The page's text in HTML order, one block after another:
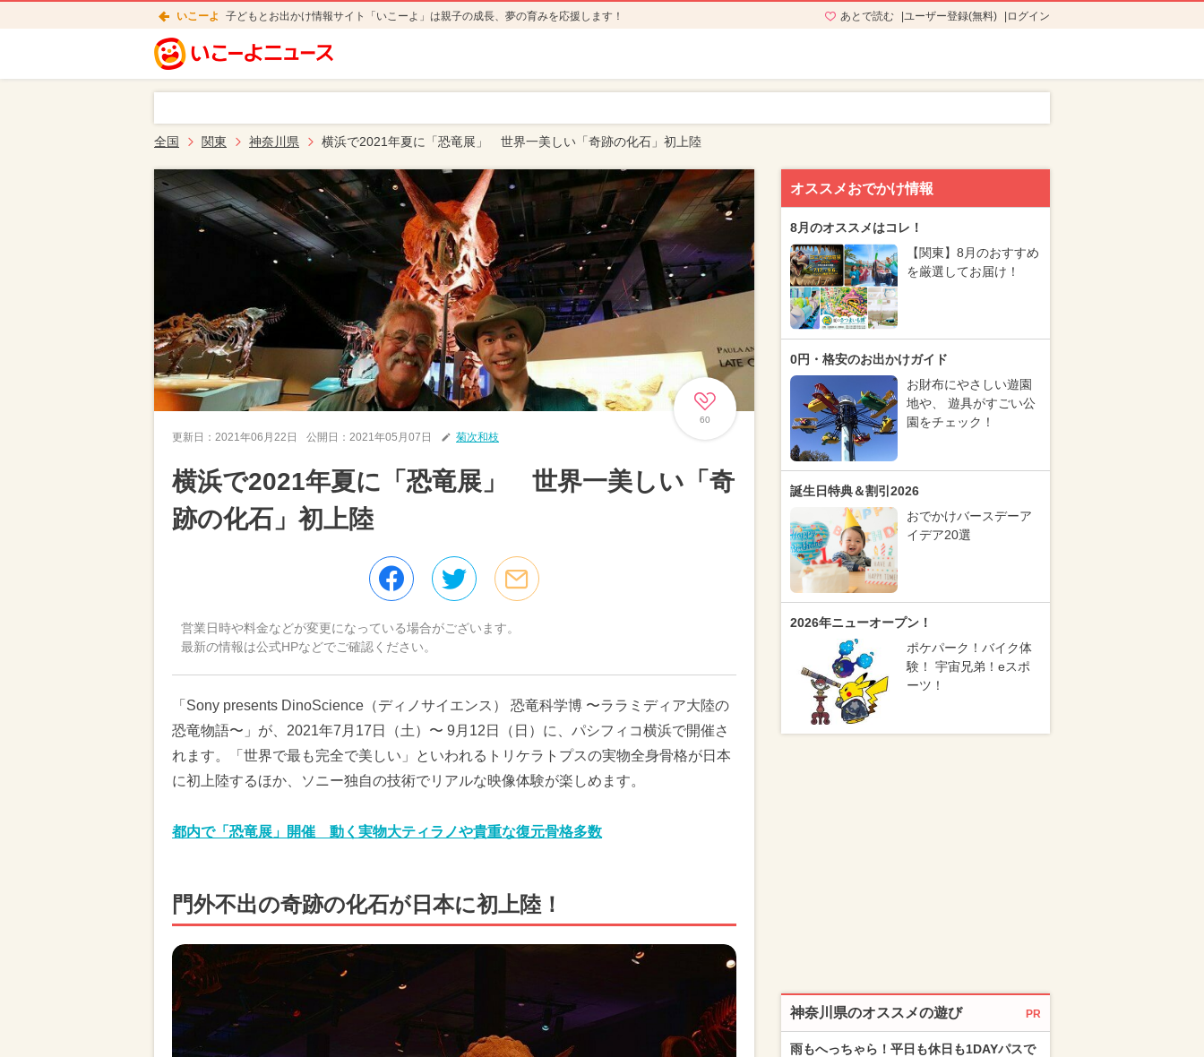
いこーよ 子どもとお出かけ情報サイト「いこーよ」は親子の成長、夢の育みを応援します！ あとで読む ユーザー登録(無料) ログイン
全国 関東 神奈川県 横浜で2021年夏に「恐竜展」 世界一美しい「奇跡の化石」初上陸
60
更新日： 2021年06月22日 公開日： 2021年05月07日 菊次和枝
横浜で2021年夏に「恐竜展」 世界一美しい「奇
跡の化石」初上陸
営業日時や料金などが変更になっている場合がございます。
最新の情報は公式HPなどでご確認ください。
「Sony presents DinoScience（ディノサイエンス） 恐竜科学博 〜ララミディア大陸の
恐竜物語〜」が、2021年7月17日（土）〜 9月12日（日）に、パシフィコ横浜で開催さ
れます。「世界で最も完全で美しい」といわれるトリケラトプスの実物全身骨格が日本
に初上陸するほか、ソニー独自の技術でリアルな映像体験が楽しめます。
都内で「恐竜展」開催 動く実物大ティラノや貴重な復元骨格多数
門外不出の奇跡の化石が日本に初上陸！
オススメおでかけ情報
8月のオススメはコレ！
【関東】8月のおすすめ
を厳選してお届け！
0円・格安のお出かけガイド
お財布にやさしい遊園
地や、 遊具がすごい公
園をチェック！
誕生日特典＆割引2026
おでかけバースデーア
イデア20選
2026年ニューオープン！
ポケパーク！バイク体
験！ 宇宙兄弟！eスポ
ーツ！
神奈川県のオススメの遊び PR
雨もへっちゃら！平日も休日も1DAYパスで